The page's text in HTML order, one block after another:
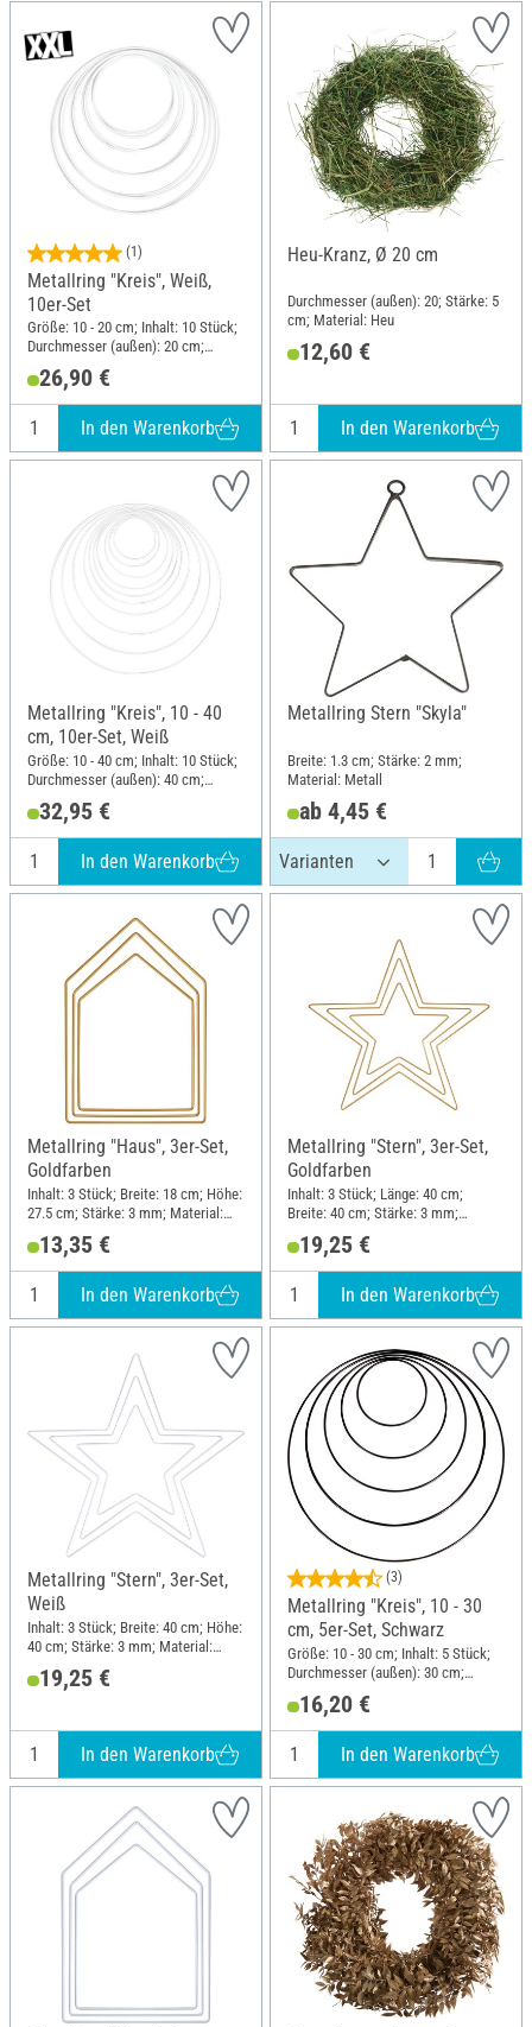
(1)
Metallring "Kreis", Weiß,
10er-Set
Größe: 10 - 20 cm; Inhalt: 10 Stück;
Durchmesser (außen): 20 cm;
Stärke: 3.5 mm; Material: Metall
26,90 €
In den Warenkorb
Heu-Kranz, Ø 20 cm
Durchmesser (außen): 20; Stärke: 5
cm; Material: Heu
12,60 €
In den Warenkorb
Metallring "Kreis", 10 - 40
cm, 10er-Set, Weiß
Größe: 10 - 40 cm; Inhalt: 10 Stück;
Durchmesser (außen): 40 cm;
Stärke: 3.5 mm; Material: Metall
32,95 €
In den Warenkorb
Metallring Stern "Skyla"
Breite: 1.3 cm; Stärke: 2 mm;
Material: Metall
ab 4,45 €
Metallring "Haus", 3er-Set,
Goldfarben
Inhalt: 3 Stück; Breite: 18 cm; Höhe:
27.5 cm; Stärke: 3 mm; Material:
13,35 €
In den Warenkorb
Metallring "Stern", 3er-Set,
Goldfarben
Inhalt: 3 Stück; Länge: 40 cm;
Breite: 40 cm; Stärke: 3 mm;
19,25 €
In den Warenkorb
Metallring "Stern", 3er-Set,
Weiß
Inhalt: 3 Stück; Breite: 40 cm; Höhe:
40 cm; Stärke: 3 mm; Material:
19,25 €
In den Warenkorb
(3)
Metallring "Kreis", 10 - 30
cm, 5er-Set, Schwarz
Größe: 10 - 30 cm; Inhalt: 5 Stück;
Durchmesser (außen): 30 cm;
16,20 €
In den Warenkorb